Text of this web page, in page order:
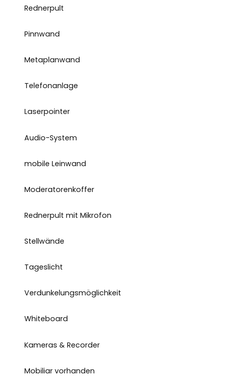
Rednerpult
Pinnwand
Metaplanwand
Telefonanlage
Laserpointer
Audio-System
mobile Leinwand
Moderatorenkoffer
Rednerpult mit Mikrofon
Stellwände
Tageslicht
Verdunkelungsmöglichkeit
Whiteboard
Kameras & Recorder
Mobiliar vorhanden